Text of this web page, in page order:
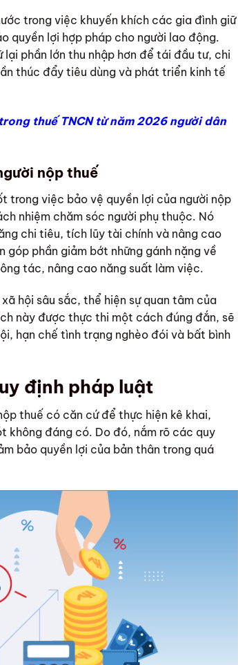
trong việc khuyến khích các gia đình giữ
quyền lợi hợp pháp cho người lao động.
phần lớn thu nhập hơn để tái đầu tư, chi
thúc đẩy tiêu dùng và phát triển kinh tế
thuế TNCN từ năm 2026 người dân
nộp thuế
trong việc bảo vệ quyền lợi của người nộp
nhiệm chăm sóc người phụ thuộc. Nó
chi tiêu, tích lũy tài chính và nâng cao
phần giảm bớt những gánh nặng về
tác, nâng cao năng suất làm việc.
hội sâu sắc, thể hiện sự quan tâm của
này được thực thi một cách đúng đắn, sẽ
hạn chế tình trạng nghèo đói và bất bình
định pháp luật
thuế có căn cứ để thực hiện kê khai,
không đáng có. Do đó, nắm rõ các quy
bảo quyền lợi của bản thân trong quá